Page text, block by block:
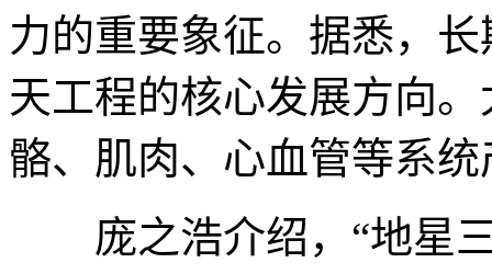
力的重要象征。据悉，
天工程的核心发展方向
骼、肌肉、心血管等系
庞之浩介绍，“地星三